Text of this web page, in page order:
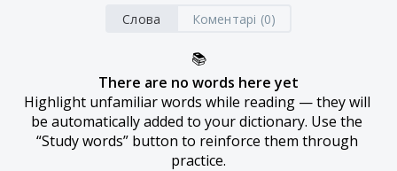
Слова Коментарі (0)
📚
There are no words here yet
Highlight unfamiliar words while reading — they will
be automatically added to your dictionary. Use the
“Study words” button to reinforce them through
practice.